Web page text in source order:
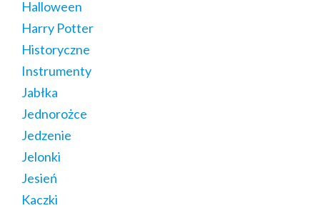
Halloween
Harry Potter
Historyczne
Instrumenty
Jabłka
Jednorożce
Jedzenie
Jelonki
Jesień
Kaczki